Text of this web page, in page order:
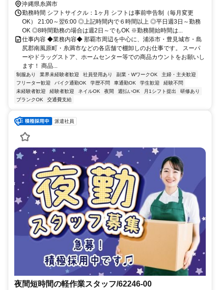
沖縄県糸満市
勤務時間 シフトサイクル：1ヶ月 シフトは事前申告制（毎月変更
OK） 21:00～翌6:00 ◎上記時間内で６時間以上 ◎平日週3日～勤務
OK ◎8時間勤務の場合は週2日～でもOK ※勤務開始時間は...
仕事内容 ◆業務内容◆ 那覇市周辺を中心に、浦添市・豊見城市・島
尻郡南風原町・糸満市などの各店舗で棚卸しのお仕事です。 スーパ
ーやドラッグストア、ホームセンター等での商品カウントをお願いし
ます！ 商品...
制服あり 業界未経験者歓迎 社員登用あり 副業・WワークOK
主婦・主夫歓迎
フリーター歓迎
バイク通勤OK 学歴不問 車通勤OK 学生歓迎
経験不問
未経験者歓迎
経験者歓迎 ネイルOK 夜間 週払いOK 月1シフト提出
研修あり
ブランクOK
交通費支給
派遣社員
夜間短時間の軽作業スタッフ/62246-00